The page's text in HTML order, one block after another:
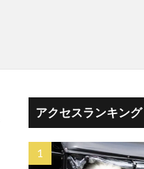
アクセスランキング